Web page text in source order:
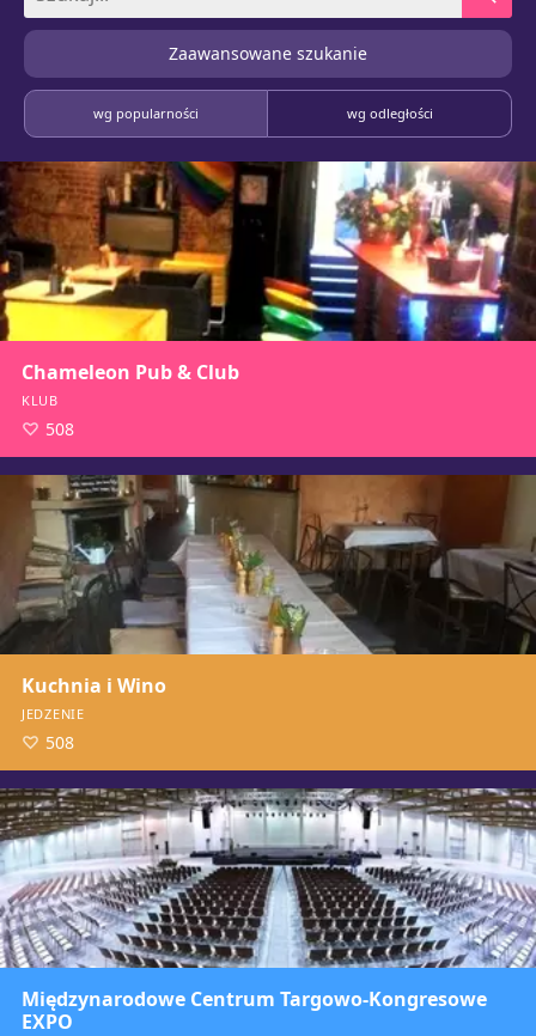
Zaawansowane szukanie
wg popularności wg odległości
Chameleon Pub & Club
KLUB
508
Kuchnia i Wino
JEDZENIE
508
Międzynarodowe Centrum Targowo-Kongresowe
EXPO